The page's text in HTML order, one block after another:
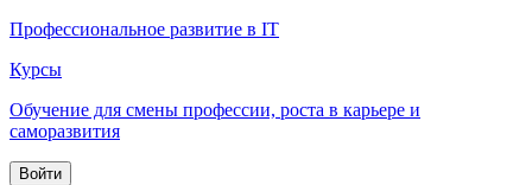
Профессиональное развитие в IT
Курсы
Обучение для смены профессии, роста в карьере и
саморазвития
Войти